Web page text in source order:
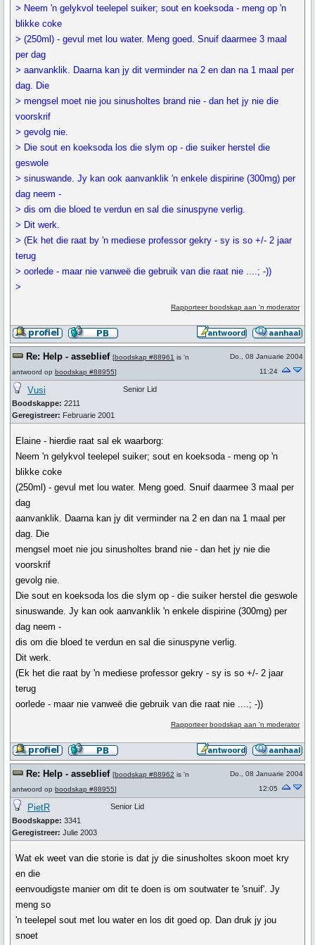
> Neem 'n gelykvol teelepel suiker; sout en koeksoda - meng op 'n
blikke coke
> (250ml) - gevul met lou water. Meng goed. Snuif daarmee 3 maal
per dag
> aanvanklik. Daarna kan jy dit verminder na 2 en dan na 1 maal per
dag. Die
> mengsel moet nie jou sinusholtes brand nie - dan het jy nie die
voorskrif
> gevolg nie.
> Die sout en koeksoda los die slym op - die suiker herstel die
geswole
> sinuswande. Jy kan ook aanvanklik 'n enkele dispirine (300mg) per
dag neem -
> dis om die bloed te verdun en sal die sinuspyne verlig.
> Dit werk.
> (Ek het die raat by 'n mediese professor gekry - sy is so +/- 2 jaar
terug
> oorlede - maar nie vanweë die gebruik van die raat nie ....; -))
>
Rapporteer boodskap aan 'n moderator
Re: Help - asseblief [boodskap #88961 is 'n
antwoord op boodskap #88955]
Do., 08 Januarie 2004
11:24
Vusi
Boodskappe: 2211
Geregistreer: Februarie 2001
Senior Lid
Elaine - hierdie raat sal ek waarborg:
Neem 'n gelykvol teelepel suiker; sout en koeksoda - meng op 'n
blikke coke
(250ml) - gevul met lou water. Meng goed. Snuif daarmee 3 maal per
dag
aanvanklik. Daarna kan jy dit verminder na 2 en dan na 1 maal per
dag. Die
mengsel moet nie jou sinusholtes brand nie - dan het jy nie die
voorskrif
gevolg nie.
Die sout en koeksoda los die slym op - die suiker herstel die geswole
sinuswande. Jy kan ook aanvanklik 'n enkele dispirine (300mg) per
dag neem -
dis om die bloed te verdun en sal die sinuspyne verlig.
Dit werk.
(Ek het die raat by 'n mediese professor gekry - sy is so +/- 2 jaar
terug
oorlede - maar nie vanweë die gebruik van die raat nie ....; -))
Rapporteer boodskap aan 'n moderator
Re: Help - asseblief [boodskap #88962 is 'n
antwoord op boodskap #88955]
Do., 08 Januarie 2004
12:05
PietR
Boodskappe: 3341
Geregistreer: Julie 2003
Senior Lid
Wat ek weet van die storie is dat jy die sinusholtes skoon moet kry
en die
eenvoudigste manier om dit te doen is om soutwater te 'snuif'. Jy
meng so
'n teelepel sout met lou water en los dit goed op. Dan druk jy jou
snoet